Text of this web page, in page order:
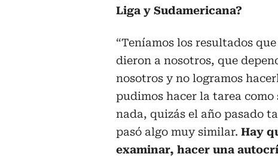
Liga y Sudamericana?
“Teníamos los resultados que
dieron a nosotros, que
nosotros y no logramos
pudimos hacer la tarea como
nada, quizás el año pasado
pasó algo muy similar. Hay
examinar, hacer una